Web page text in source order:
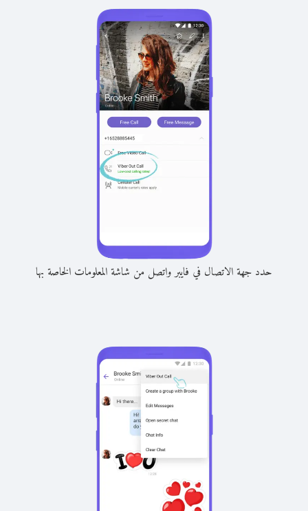
حدد جهة الاتصال في فايبر واتصل من شاشة المعلومات الخاصة بها